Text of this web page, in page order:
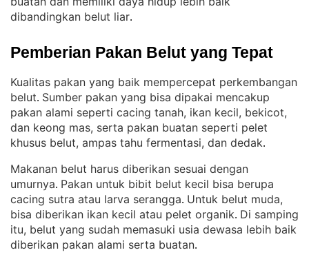
dibandingkan belut liar.
Pemberian Pakan Belut yang Tepat
Kualitas pakan yang baik mempercepat perkembangan
belut. Sumber pakan yang bisa dipakai mencakup
pakan alami seperti cacing tanah, ikan kecil, bekicot,
dan keong mas, serta pakan buatan seperti pelet
khusus belut, ampas tahu fermentasi, dan dedak.
Makanan belut harus diberikan sesuai dengan
umurnya. Pakan untuk bibit belut kecil bisa berupa
cacing sutra atau larva serangga. Untuk belut muda,
bisa diberikan ikan kecil atau pelet organik. Di samping
itu, belut yang sudah memasuki usia dewasa lebih baik
diberikan pakan alami serta buatan.